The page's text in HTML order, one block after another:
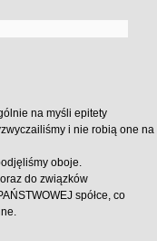
na myśli epitety
i nie robią one na
oboje.
do związków
spółce, co